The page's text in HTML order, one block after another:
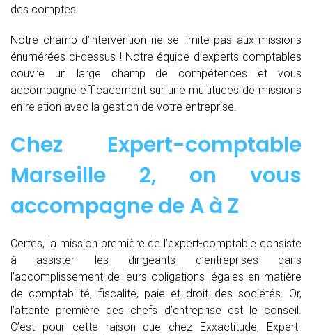
des comptes.
Notre champ d’intervention ne se limite pas aux missions
énumérées ci-dessus ! Notre équipe d’experts comptables
couvre un large champ de compétences et vous
accompagne efficacement sur une multitudes de missions
en relation avec la gestion de votre entreprise.
Chez Expert-comptable
Marseille 2, on vous
accompagne deA à Z
Certes, la mission première de l’expert-comptable consiste
à assister les dirigeants d’entreprises dans
l’accomplissement de leurs obligations légales en matière
de comptabilité, fiscalité, paie et droit des sociétés. Or,
l’attente première des chefs d’entreprise est le conseil.
C’est pour cette raison que chez Exxactitude, Expert-